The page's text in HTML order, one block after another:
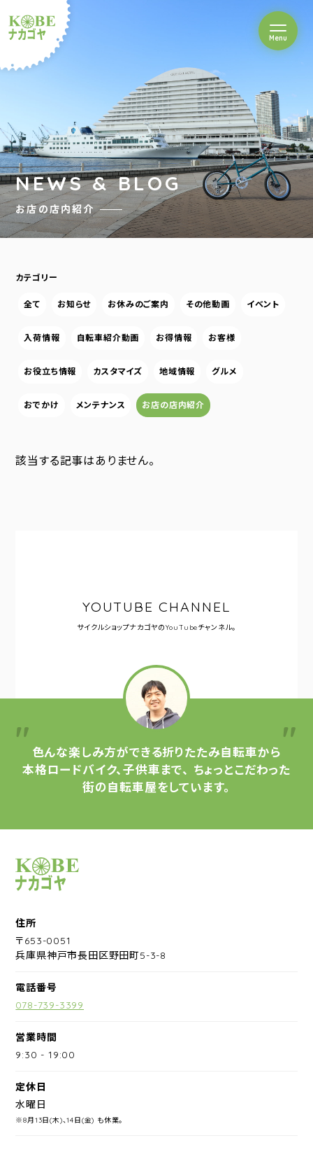
ルショップナカゴヤ
Menuを開閉
NEWS & BLOG
お店の店内紹介
カテゴリー
全て お知らせ お休みのご案内 その他動画 イベント
入荷情報 自転車紹介動画 お得情報 お客様
お役立ち情報 カスタマイズ 地域情報 グルメ
おでかけ メンテナンス お店の店内紹介
該当する記事はありません。
YOUTUBE CHANNEL
サイクルショップナカゴヤのYouTubeチャンネル。
色んな楽しみ方ができる折りたたみ自転車から
本格ロードバイク、子供車まで、 ちょっとこだわった
街の自転車屋をしています。
サイクルショップナカゴヤ
住所
〒653-0051
兵庫県神戸市長田区野田町5-3-8
電話番号
078-739-3399
営業時間
9:30 -19:00
定休日
水曜日
※8月13日(木)、14日(金) も休業。